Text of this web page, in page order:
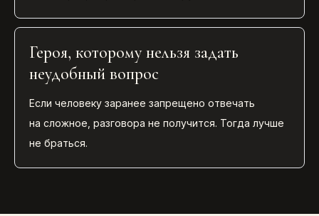
Героя, которому нельзя задать
неудобный вопрос
Если человеку заранее запрещено отвечать
на сложное, разговора не получится. Тогда лучше
не браться.